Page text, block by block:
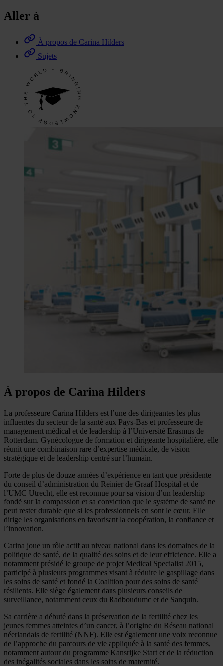
Aller à
À propos de Carina Hilders
Sujets
À propos de Carina Hilders
La professeure Carina Hilders est l’une des dirigeantes les plus
influentes du secteur de la santé aux Pays-Bas et professeure de
management médical et de leadership à l’Université Erasmus de
Rotterdam. Gynécologue de formation et dirigeante hospitalière, elle
réunit une combinaison rare d’expertise médicale, de vision
stratégique et de leadership centré sur l’humain.
Forte de plus de douze années d’expérience en tant que présidente
du conseil d’administration du Reinier de Graaf Hospital et de
l’UMC Utrecht, elle est reconnue pour sa vision d’un leadership
fondé sur la compassion et sa conviction que le système de santé ne
peut rester durable que si les professionnels en sont le cœur. Elle
dirige les organisations en favorisant la coopération, la confiance et
l’innovation.
Carina joue un rôle actif au niveau national dans les domaines de la
politique de santé, de la qualité des soins et de leur efficience. Elle a
notamment présidé le groupe de projet Medical Specialist 2015,
participé à plusieurs programmes visant à réduire le gaspillage dans
les soins de santé et fondé la Coalition pour des soins de santé
résilients. Elle siège également dans plusieurs conseils de
surveillance, notamment ceux du Radboudumc et de Sanquin.
Sa carrière a débuté dans la préservation de la fertilité chez les
jeunes femmes atteintes d’un cancer, à l’origine du Réseau national
néerlandais de fertilité (NNF). Elle est également une voix reconnue
de l’approche du parcours de vie appliquée à la santé des femmes,
notamment autour du programme Kansrijke Start et de la réduction
des inégalités sociales dans les soins de maternité.